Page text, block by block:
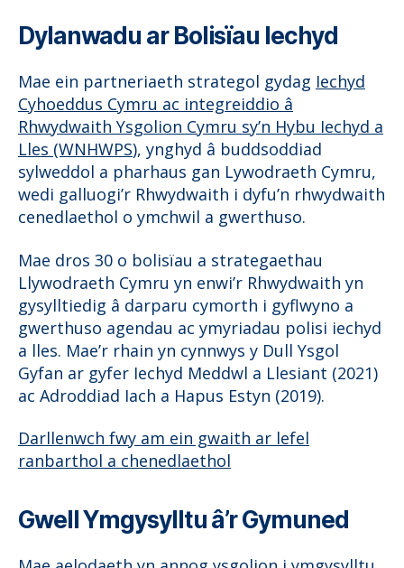
Dylanwadu ar Bolisïau Iechyd
Mae ein partneriaeth strategol gydag Iechyd
Cyhoeddus Cymru ac integreiddio â
Rhwydwaith Ysgolion Cymru sy’n Hybu Iechyd a
Lles (WNHWPS), ynghyd â buddsoddiad
sylweddol a pharhaus gan Lywodraeth Cymru,
wedi galluogi’r Rhwydwaith i dyfu’n rhwydwaith
cenedlaethol o ymchwil a gwerthuso.
Mae dros 30 o bolisïau a strategaethau
Llywodraeth Cymru yn enwi’r Rhwydwaith yn
gysylltiedig â darparu cymorth i gyflwyno a
gwerthuso agendau ac ymyriadau polisi iechyd
a lles. Mae’r rhain yn cynnwys y Dull Ysgol
Gyfan ar gyfer Iechyd Meddwl a Llesiant (2021)
ac Adroddiad Iach a Hapus Estyn (2019).
Darllenwch fwy am ein gwaith ar lefel
ranbarthol a chenedlaethol
Gwell Ymgysylltu â’r Gymuned